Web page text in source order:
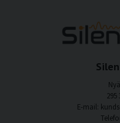
E-mail: